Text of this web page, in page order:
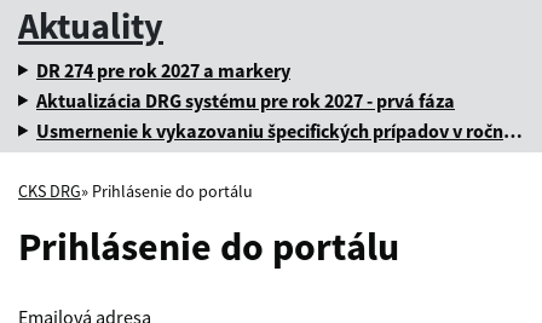
Aktuality
DR 274 pre rok 2027 a markery
Aktualizácia DRG systému pre rok 2027 - prvá fáza
Usmernenie k vykazovaniu špecifických prípadov v ročnej dávke za rok 2025
CKS DRG» Prihlásenie do portálu
Prihlásenie do portálu
Emailová adresa